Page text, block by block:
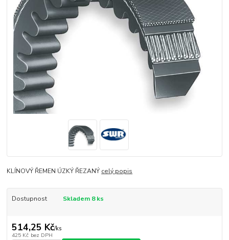
KLÍNOVÝ ŘEMEN ÚZKÝ ŘEZANÝ celý popis
Dostupnost Skladem 8 ks
514,25 Kč/ks
425 Kč bez DPH